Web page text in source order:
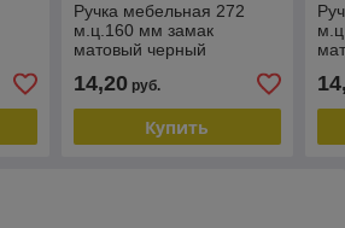
Ручка мебельная 272
м.ц.160 мм замак
матовый черный
14,20руб.
Купить